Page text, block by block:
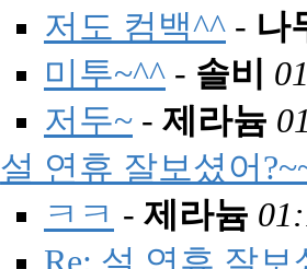
저도 컴백^^ - 나
미투~^^ - 솔비
저두~ - 제라늄
설 연휴 잘보셨어
ㅋㅋ - 제라늄